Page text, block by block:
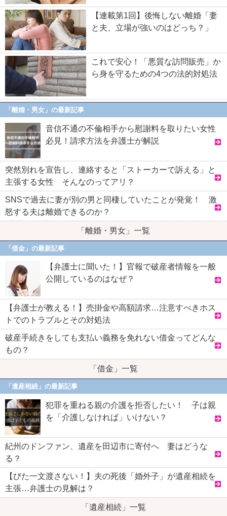
【連載第1回】後悔しない離婚「妻
と夫、立場が強いのはどっち？」
これで安心！「悪質な訪問販売」か
ら身を守るための4つの法的対処法
「離婚・男女」の最新記事
音信不通の不倫相手から慰謝料を取りたい女性
必見！請求方法を弁護士が解説
突然別れを宣告し、連絡すると「ストーカーで訴える」と
主張する女性 そんなのってアリ？
SNSで過去に妻が別の男と同棲していたことが発覚！ 激
怒する夫は離婚できるのか？
「離婚・男女」一覧
「借金」の最新記事
【弁護士に聞いた！】官報で破産者情報を一般
公開しているのはなぜ？
【弁護士が教える！】売掛金や高額請求…注意すべきホス
トでのトラブルとその対処法
破産手続きをしても支払い義務を免れない借金ってどんな
もの？
「借金」一覧
「遺産相続」の最新記事
犯罪を重ねる親の介護を拒否したい！ 子は親
を「介護しなければ」いけない？
紀州のドンファン、遺産を田辺市に寄付へ 妻はどうな
る？
【びた一文渡さない！】夫の死後「婚外子」が遺産相続を
主張…弁護士の見解は？
「遺産相続」一覧